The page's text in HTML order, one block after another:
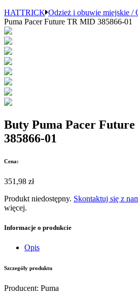
HATTRICK Odzież i obuwie miejskie /
Puma Pacer Future TR MID 385866-01
Buty Puma Pacer
385866-01
Cena:
351,98 zł
Produkt niedostępny. Skontaktuj się z
więcej.
Informacje o produkcie
Opis
Szczegóły produktu
Producent: Puma